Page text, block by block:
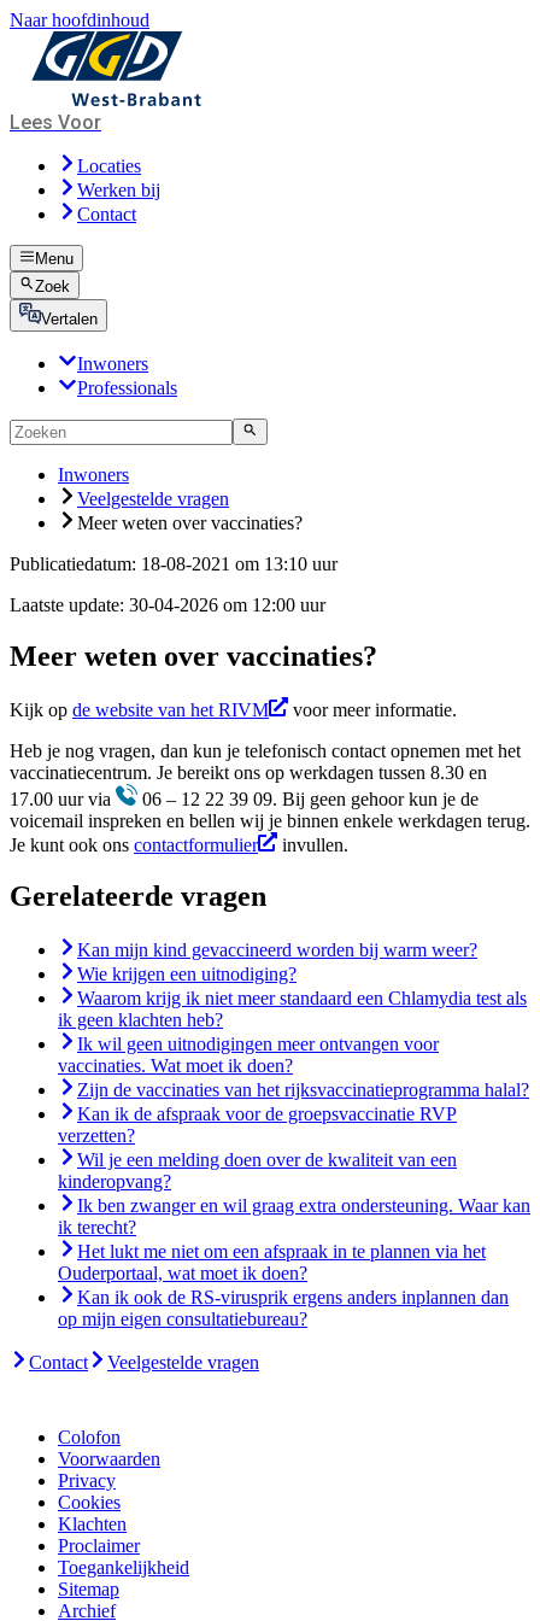
Naar hoofdinhoud
Lees Voor
Locaties
Werken bij
Contact
Menu
Zoek
Vertalen
Inwoners
Professionals
Inwoners
Veelgestelde vragen
Meer weten over vaccinaties?
Publicatiedatum: 18-08-2021 om 13:10 uur
Laatste update: 30-04-2026 om 12:00 uur
Meer weten over vaccinaties?
Kijk op de website van het RIVM
voor meer informatie.
Heb je nog vragen, dan kun je telefonisch contact opnemen met het
vaccinatiecentrum. Je bereikt ons op werkdagen tussen 8.30 en
17.00 uur via
06 – 12 22 39 09. Bij geen gehoor kun je de
voicemail inspreken en bellen wij je binnen enkele werkdagen terug.
Je kunt ook ons contactformulier invullen.
Gerelateerde vragen
Kan mijn kind gevaccineerd worden bij warm weer?
Wie krijgen een uitnodiging?
Waarom krijg ik niet meer standaard een Chlamydia test als
ik geen klachten heb?
Ik wil geen uitnodigingen meer ontvangen voor
vaccinaties. Wat moet ik doen?
Zijn de vaccinaties van het rijksvaccinatieprogramma halal?
Kan ik de afspraak voor de groepsvaccinatie RVP
verzetten?
Wil je een melding doen over de kwaliteit van een
kinderopvang?
Ik ben zwanger en wil graag extra ondersteuning. Waar kan
ik terecht?
Het lukt me niet om een afspraak in te plannen via het
Ouderportaal, wat moet ik doen?
Kan ik ook de RS-virusprik ergens anders inplannen dan
op mijn eigen consultatiebureau?
Contact Veelgestelde vragen
Colofon
Voorwaarden
Privacy
Cookies
Klachten
Proclaimer
Toegankelijkheid
Sitemap
Archief